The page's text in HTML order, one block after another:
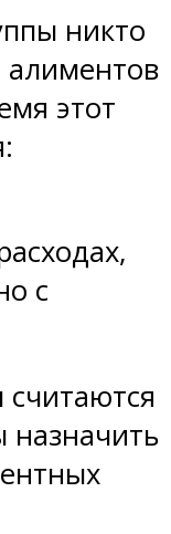
никто
алиментов
этот
с